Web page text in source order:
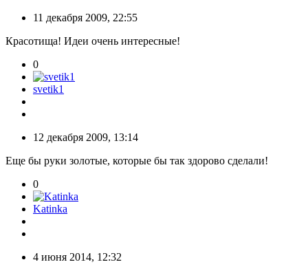
11 декабря 2009, 22:55
Красотища! Идеи очень интересные!
0
svetik1
12 декабря 2009, 13:14
Еще бы руки золотые, которые бы так здорово сделали!
0
Katinka
4 июня 2014, 12:32